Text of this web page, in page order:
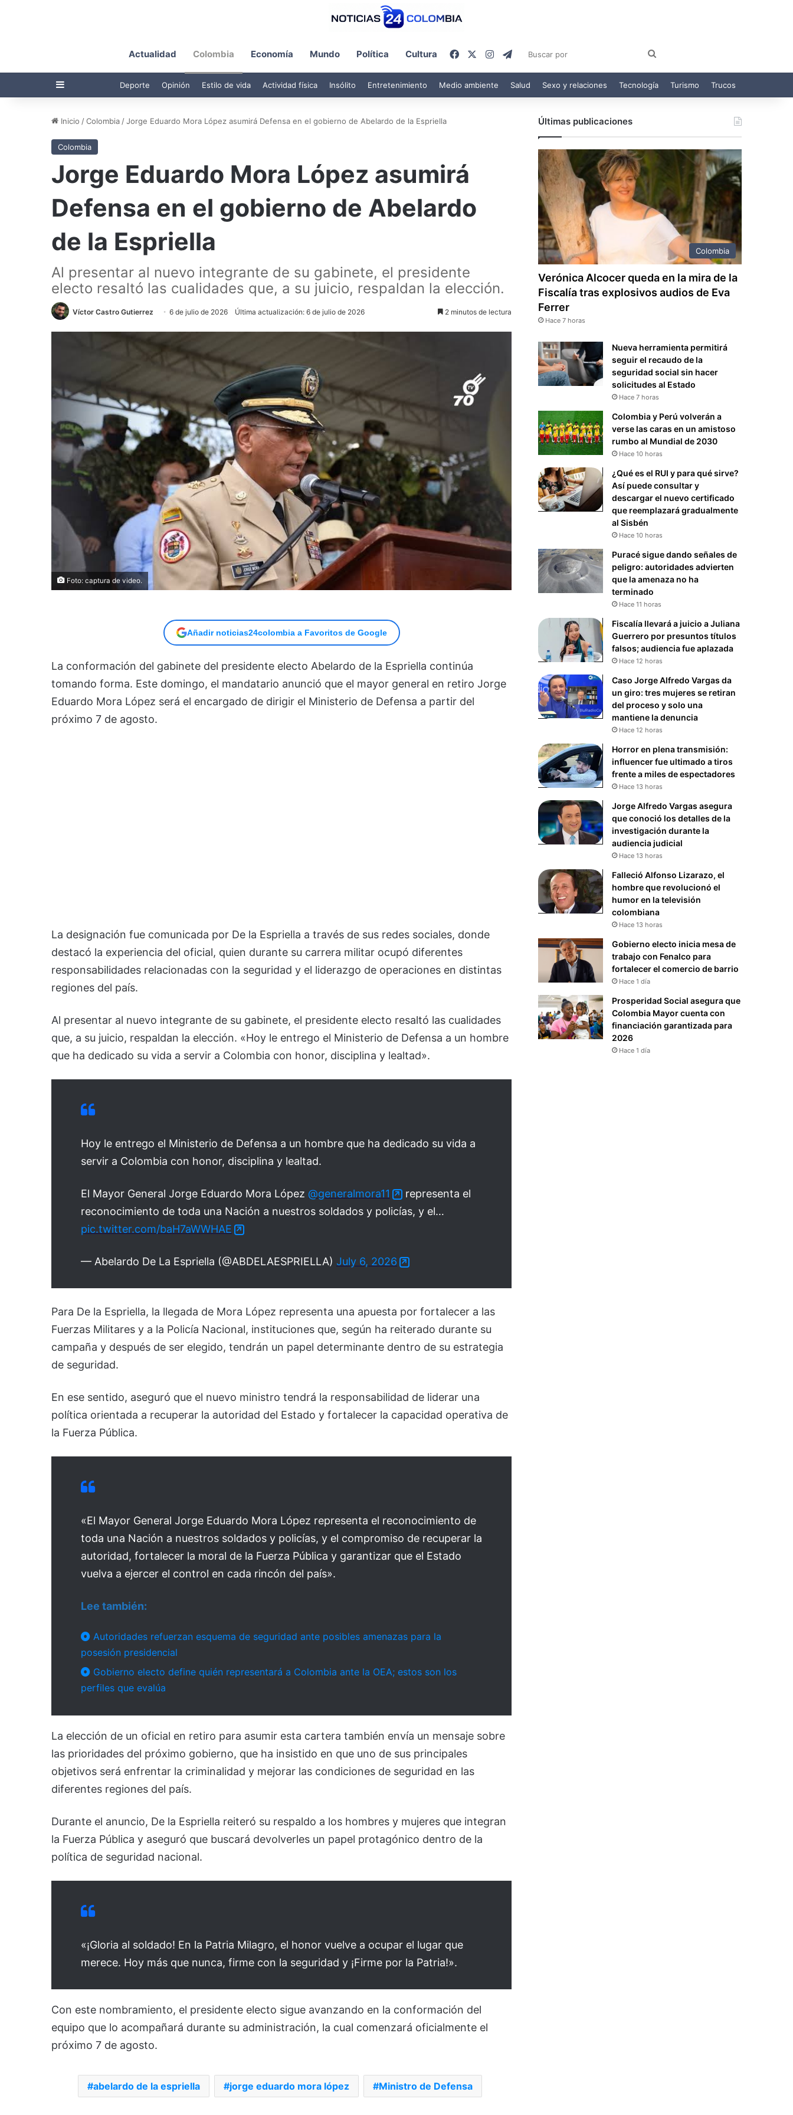
Actualidad Colombia Economía Mundo Política Cultura FacebookInstagram
Telegram
por
Barra lateral Deporte Opinión Estilo de vida Actividad física Insólito Entretenimiento Medio ambiente Salud Sexo y relaciones Tecnología Turismo Trucos
Inicio /Colombia /Jorge Eduardo Mora López asumirá Defensa en el gobierno de Abelardo de la Espriella
Colombia
Jorge Eduardo Mora López asumirá
Defensa en el gobierno de Abelardo
de la Espriella
Al presentar al nuevo integrante de su gabinete, el presidente
electo resaltó las cualidades que, a su juicio, respaldan la elección.
Víctor Castro Gutierrez 6 de julio de 2026 Última actualización: 6 de julio de 2026 2 minutos de lectura
Foto: captura de video.
Añadir noticias24colombia a Favoritos de Google
La conformación del gabinete del presidente electo Abelardo de la Espriella continúa
tomando forma. Este domingo, el mandatario anunció que el mayor general en retiro Jorge
Eduardo Mora López será el encargado de dirigir el Ministerio de Defensa a partir del
próximo 7 de agosto.
La designación fue comunicada por De la Espriella a través de sus redes sociales, donde
destacó la experiencia del oficial, quien durante su carrera militar ocupó diferentes
responsabilidades relacionadas con la seguridad y el liderazgo de operaciones en distintas
regiones del país.
Al presentar al nuevo integrante de su gabinete, el presidente electo resaltó las cualidades
que, a su juicio, respaldan la elección. «Hoy le entrego el Ministerio de Defensa a un hombre
que ha dedicado su vida a servir a Colombia con honor, disciplina y lealtad».
Hoy le entrego el Ministerio de Defensa a un hombre que ha dedicado su vida a
servir a Colombia con honor, disciplina y lealtad.
El Mayor General Jorge Eduardo Mora López @generalmora11
representa el
reconocimiento de toda una Nación a nuestros soldados y policías, y el…
pic.twitter.com/baH7aWWHAE
— Abelardo De La Espriella (@ABDELAESPRIELLA) July 6, 2026
Para De la Espriella, la llegada de Mora López representa una apuesta por fortalecer a las
Fuerzas Militares y a la Policía Nacional, instituciones que, según ha reiterado durante su
campaña y después de ser elegido, tendrán un papel determinante dentro de su estrategia
de seguridad.
En ese sentido, aseguró que el nuevo ministro tendrá la responsabilidad de liderar una
política orientada a recuperar la autoridad del Estado y fortalecer la capacidad operativa de
la Fuerza Pública.
«El Mayor General Jorge Eduardo Mora López representa el reconocimiento de
toda una Nación a nuestros soldados y policías, y el compromiso de recuperar la
autoridad, fortalecer la moral de la Fuerza Pública y garantizar que el Estado
vuelva a ejercer el control en cada rincón del país».
Lee también:
Autoridades refuerzan esquema de seguridad ante posibles amenazas para la
posesión presidencial
Gobierno electo define quién representará a Colombia ante la OEA; estos son los
perfiles que evalúa
La elección de un oficial en retiro para asumir esta cartera también envía un mensaje sobre
las prioridades del próximo gobierno, que ha insistido en que uno de sus principales
objetivos será enfrentar la criminalidad y mejorar las condiciones de seguridad en las
diferentes regiones del país.
Durante el anuncio, De la Espriella reiteró su respaldo a los hombres y mujeres que integran
la Fuerza Pública y aseguró que buscará devolverles un papel protagónico dentro de la
política de seguridad nacional.
«¡Gloria al soldado! En la Patria Milagro, el honor vuelve a ocupar el lugar que
merece. Hoy más que nunca, firme con la seguridad y ¡Firme por la Patria!».
Con este nombramiento, el presidente electo sigue avanzando en la conformación del
equipo que lo acompañará durante su administración, la cual comenzará oficialmente el
próximo 7 de agosto.
abelardo de la espriella jorge eduardo mora lópez Ministro de Defensa
Últimas publicaciones
Colombia
Verónica Alcocer queda en la mira de la
Fiscalía tras explosivos audios de Eva
Ferrer
Hace 7 horas
Nueva herramienta permitirá
seguir el recaudo de la
seguridad social sin hacer
solicitudes al Estado
Hace 7 horas
Colombia y Perú volverán a
verse las caras en un amistoso
rumbo al Mundial de 2030
Hace 10 horas
¿Qué es el RUI y para qué sirve?
Así puede consultar y
descargar el nuevo certificado
que reemplazará gradualmente
al Sisbén
Hace 10 horas
Puracé sigue dando señales de
peligro: autoridades advierten
que la amenaza no ha
terminado
Hace 11 horas
Fiscalía llevará a juicio a Juliana
Guerrero por presuntos títulos
falsos; audiencia fue aplazada
Hace 12 horas
Caso Jorge Alfredo Vargas da
un giro: tres mujeres se retiran
del proceso y solo una
mantiene la denuncia
Hace 12 horas
Horror en plena transmisión:
influencer fue ultimado a tiros
frente a miles de espectadores
Hace 13 horas
Jorge Alfredo Vargas asegura
que conoció los detalles de la
investigación durante la
audiencia judicial
Hace 13 horas
Falleció Alfonso Lizarazo, el
hombre que revolucionó el
humor en la televisión
colombiana
Hace 13 horas
Gobierno electo inicia mesa de
trabajo con Fenalco para
fortalecer el comercio de barrio
Hace 1 día
Prosperidad Social asegura que
Colombia Mayor cuenta con
financiación garantizada para
2026
Hace 1 día